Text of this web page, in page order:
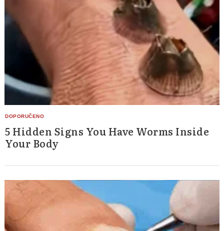
5 Hidden Signs You Have Worms Inside
Your Body